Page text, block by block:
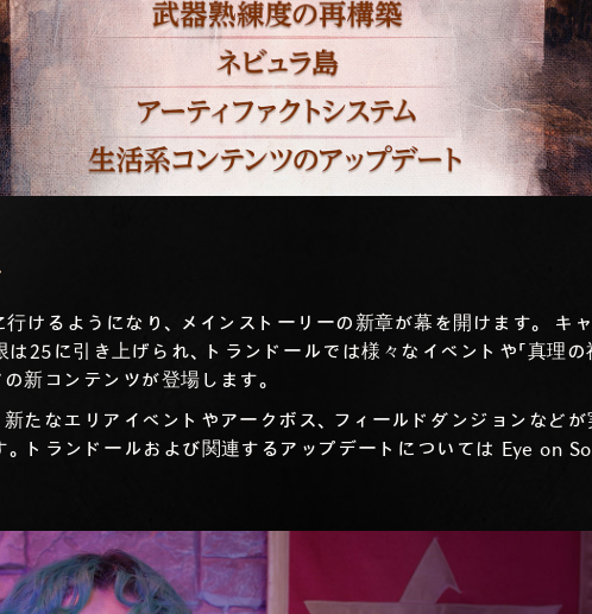
行けるようになり、メインストーリーの新章が幕を開けます。
キ
25に引き上げられ、トランドールでは様々なイベントや「真理の
新コンテンツが登場します。
新たなエリアイベントやアークボス、フィールドダンジョンなど
トランドールおよび関連するアップデートについては Eye on